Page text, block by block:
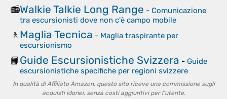
📻Walkie Talkie Long Range - Comunicazione
tra escursionisti dove non c'è campo mobile
🚶 Maglia Tecnica - Maglia traspirante per
escursionismo
📙Guide Escursionistiche Svizzera - Guide
escursionistiche specifiche per regioni svizzere
In qualità di Affiliato Amazon, questo sito riceve una commissione sugli
acquisti idonei, senza costi aggiuntivi per l’utente.